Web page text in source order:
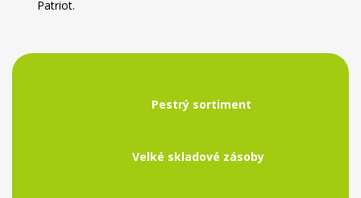
Patriot.
Pestrý sortiment
Velké skladové zásoby